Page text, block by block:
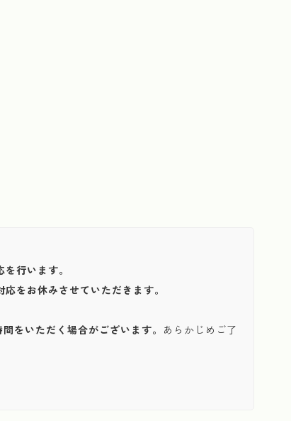
行います。
をお休みさせていただきます。
をいただく場合がございます。 あらかじめご了